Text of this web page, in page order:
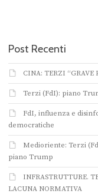
Post Recenti
CINA: TERZI “GRAVE
Terzi (FdI): piano
FdI, influenza e
democratiche
Medioriente: Terzi
piano Trump
INFRASTRUTTURE.
LACUNA NORMATIVA